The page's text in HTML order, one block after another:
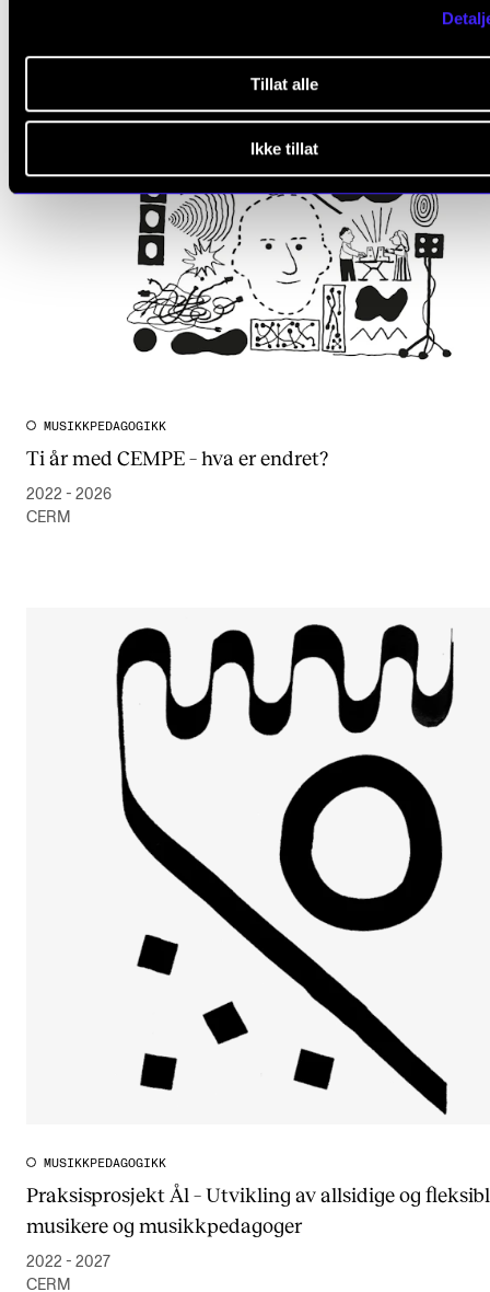
Tillat alle
Ikke tillat
MUSIKKPEDAGOGIKK
Ti år med CEMPE – hva er endret?
2022 - 2026
CERM
MUSIKKPEDAGOGIKK
Praksisprosjekt Ål – Utvikling av allsidige og
musikere og musikkpedagoger
2022 - 2027
CERM